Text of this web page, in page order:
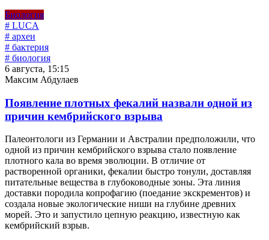
Биология
# LUCA
# археи
# бактерия
# биология
6 августа, 15:15
Максим Абдулаев
Появление плотных фекалий назвали одной из
причин кембрийского взрыва
Палеонтологи из Германии и Австралии предположили, что
одной из причин кембрийского взрыва стало появление
плотного кала во время эволюции. В отличие от
растворенной органики, фекалии быстро тонули, доставляя
питательные вещества в глубоководные зоны. Эта линия
доставки породила копрофагию (поедание экскрементов) и
создала новые экологические ниши на глубине древних
морей. Это и запустило цепную реакцию, известную как
кембрийский взрыв.